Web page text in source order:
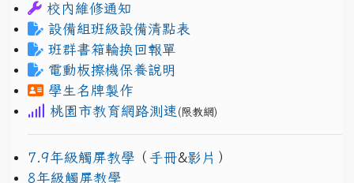
校內維修通知
設備組班級設備清點表
班群書箱輪換回報單
電動板擦機保養說明
學生名牌製作
桃園市教育網路測速 (限教網)
7.9年級觸屏教學 （ 手冊&影片 ）
8年級觸屏教學